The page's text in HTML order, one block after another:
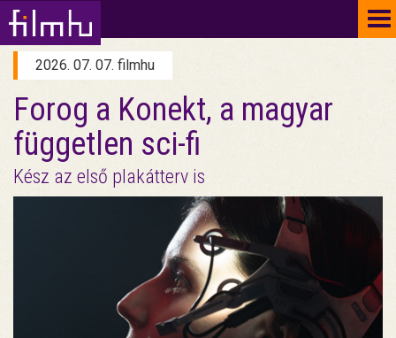
2026. 07. 07. filmhu
Forog a Konekt, a magyar
független sci-fi
Kész az első plakátterv is